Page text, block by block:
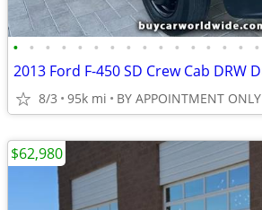
• • • • • • • • • • • • • • • •
8/3 95k mi BY APPOINTMENT ONLY
$62,980